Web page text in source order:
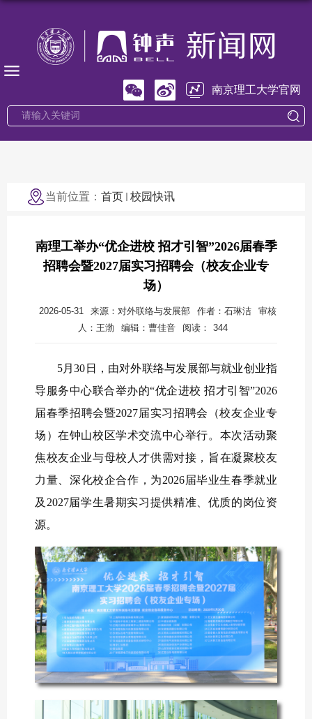
南京理工大学官网
当前位置： 首页 校园快讯
南理工举办“优企进校 招才引智”2026届春季
招聘会暨2027届实习招聘会（校友企业专
场）
2026-05-31 来源：对外联络与发展部 作者：石琳洁
审核
人：王渤
编辑：曹佳音 阅读： 344
5月30日，由对外联络与发展部与就业创业指
导服务中心联合举办的“优企进校 招才引智”2026
届春季招聘会暨2027届实习招聘会（校友企业专
场）在钟山校区学术交流中心举行。本次活动聚
焦校友企业与母校人才供需对接，旨在凝聚校友
力量、深化校企合作，为2026届毕业生春季就业
及2027届学生暑期实习提供精准、优质的岗位资
源。